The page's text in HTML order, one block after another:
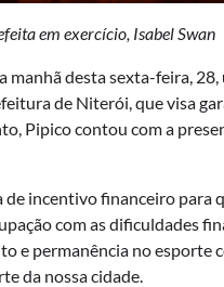
em exercício, Isabel Swan
desta sexta-feira,
de Niterói, que visa
Pipico contou com a
incentivo financeiro para
com as dificuldades
e permanência no esporte
da nossa cidade.